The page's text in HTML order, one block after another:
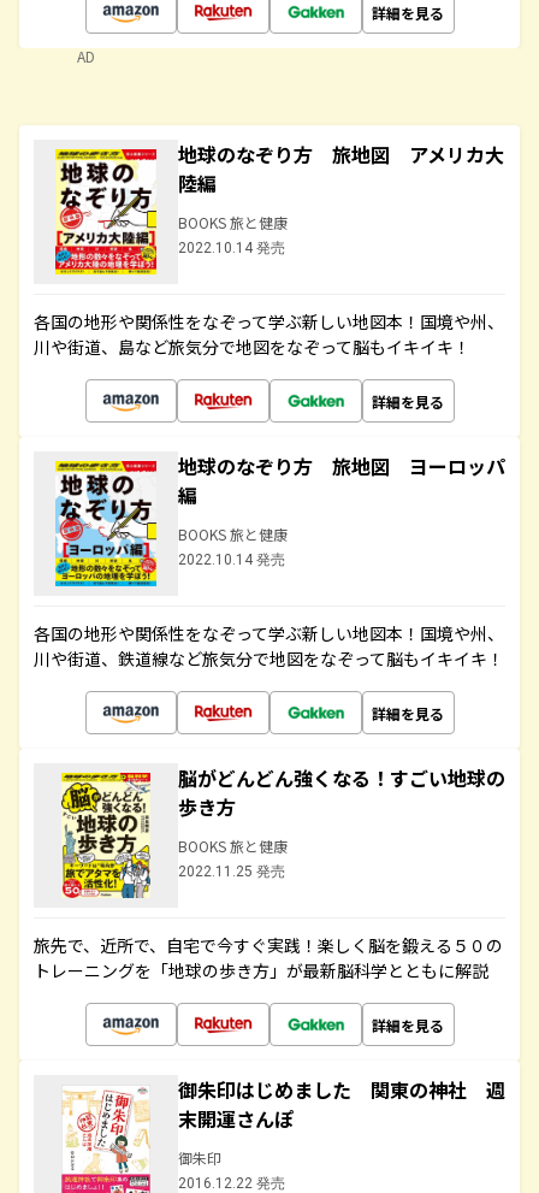
詳細を見る
AD
地球のなぞり方 旅地図 アメリカ大
陸編
BOOKS 旅と健康
2022.10.14 発売
各国の地形や関係性をなぞって学ぶ新しい地図本！国境や州、
川や街道、島など旅気分で地図をなぞって脳もイキイキ！
詳細を見る
地球のなぞり方 旅地図 ヨーロッパ
編
BOOKS 旅と健康
2022.10.14 発売
各国の地形や関係性をなぞって学ぶ新しい地図本！国境や州、
川や街道、鉄道線など旅気分で地図をなぞって脳もイキイキ！
詳細を見る
脳がどんどん強くなる！すごい地球の
歩き方
BOOKS 旅と健康
2022.11.25 発売
旅先で、近所で、自宅で今すぐ実践！楽しく脳を鍛える５０の
トレーニングを「地球の歩き方」が最新脳科学とともに解説
詳細を見る
御朱印はじめました 関東の神社 週
末開運さんぽ
御朱印
2016.12.22 発売